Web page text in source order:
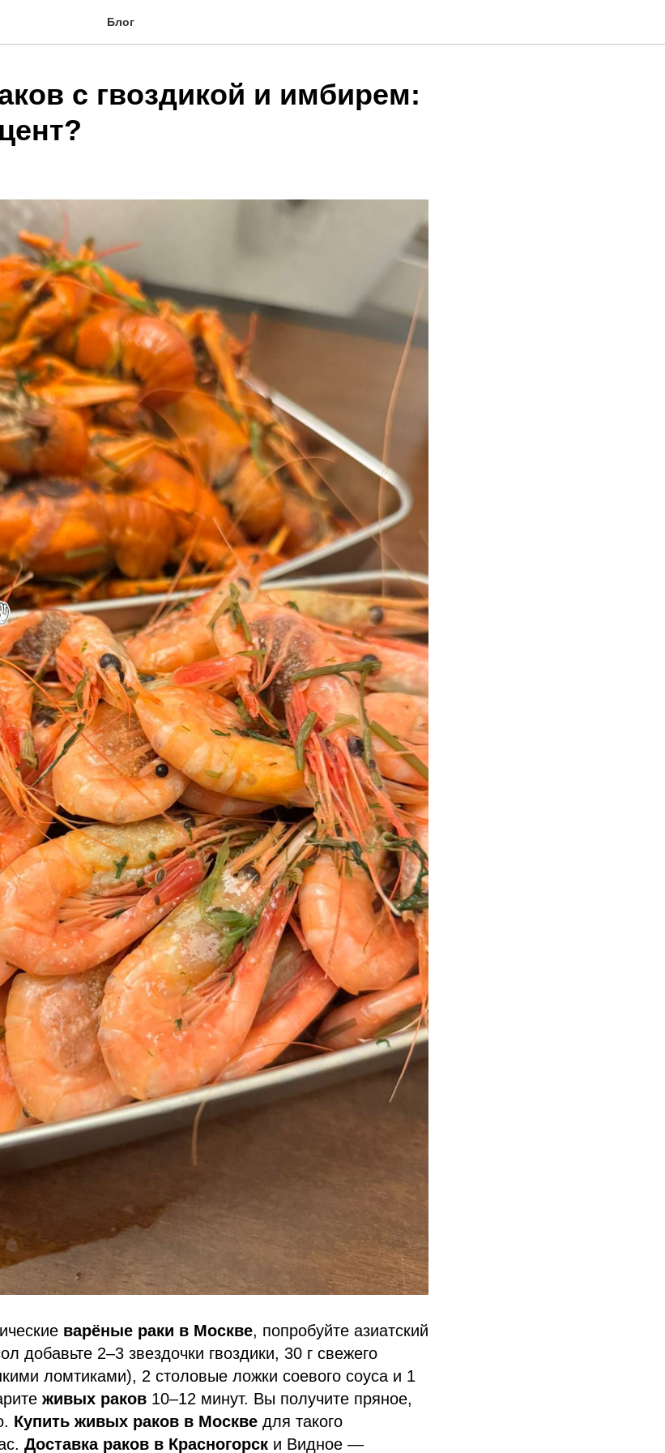
Блог
с гвоздикой и имбирем:
варёные раки в Москве, попробуйте азиатский
добавьте 2–3 звездочки гвоздики, 30 г свежего
ломтиками), 2 столовые ложки соевого соуса и 1
живых раков 10–12 минут. Вы получите пряное,
Купить живых раков в Москве для такого
Доставка раков в Красногорск и Видное —